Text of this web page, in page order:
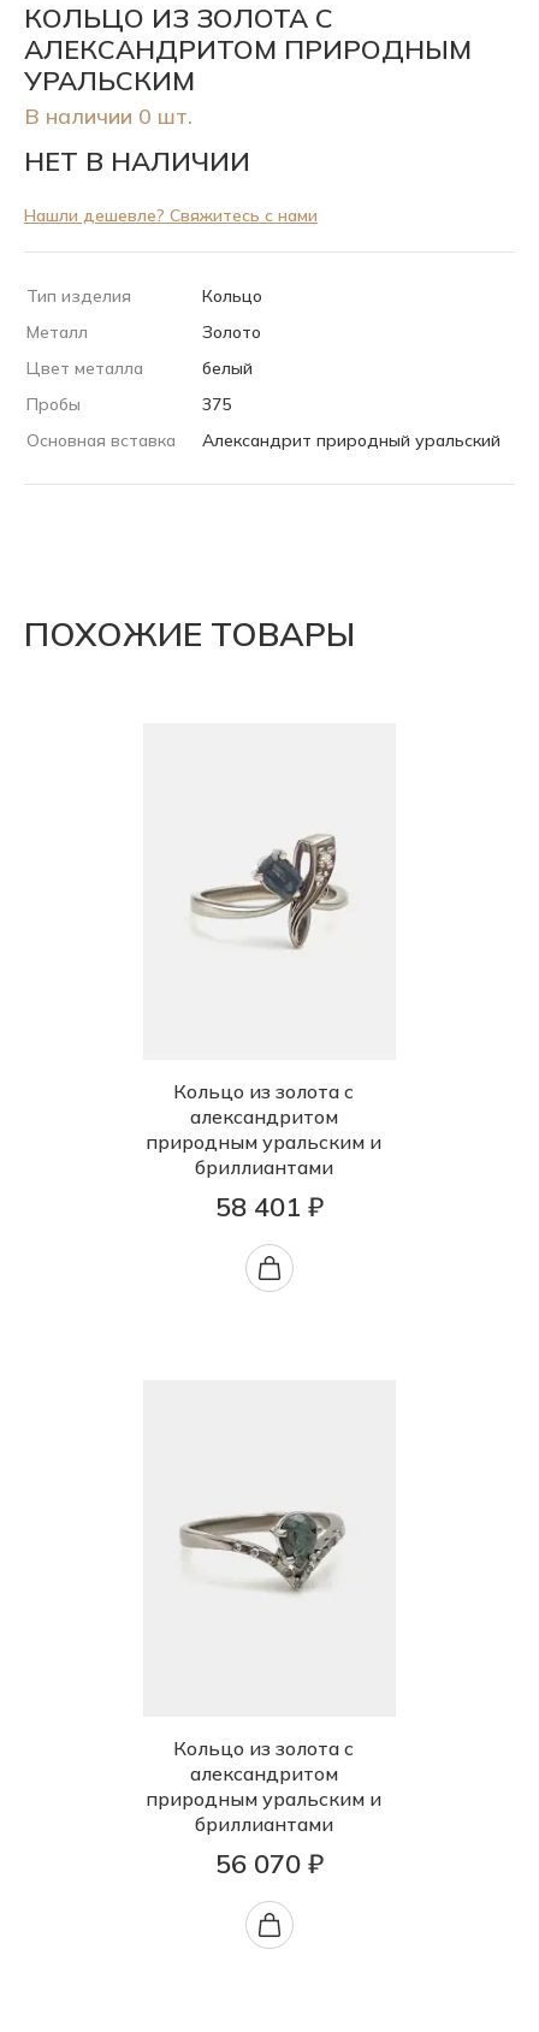
КОЛЬЦО ИЗ ЗОЛОТА С
АЛЕКСАНДРИТОМ ПРИРОДНЫМ
УРАЛЬСКИМ
В наличии 0 шт.
НЕТ В НАЛИЧИИ
Нашли дешевле? Свяжитесь с нами
Тип изделия
Кольцо
Металл
Золото
Цвет металла
белый
Пробы
375
Основная вставка
Александрит природный уральский
ПОХОЖИЕ ТОВАРЫ
Кольцо из золота с
александритом
природным уральским и
бриллиантами
58 401 ₽
Кольцо из золота с
александритом
природным уральским и
бриллиантами
56 070 ₽